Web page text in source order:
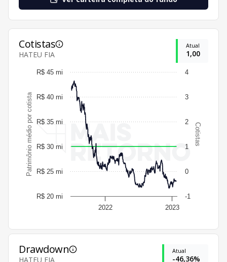
Cotistas
HATEU FIA
Atual
1,00
Cotistas
Patrimônio médio por cotista
2022 2023
-1
0
1
2
3
4
R$ 20 mi
R$ 25 mi
R$ 30 mi
R$ 35 mi
R$ 40 mi
R$ 45 mi
Drawdown
HATEU FIA
Atual
-46,36%